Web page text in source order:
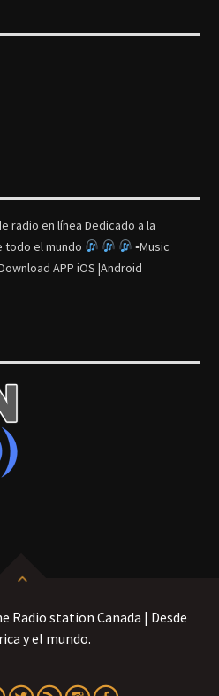
radio en línea Dedicado a la
todo el mundo
▪Music
APP iOS |Android
Radio station Canada | Desde
y el mundo.